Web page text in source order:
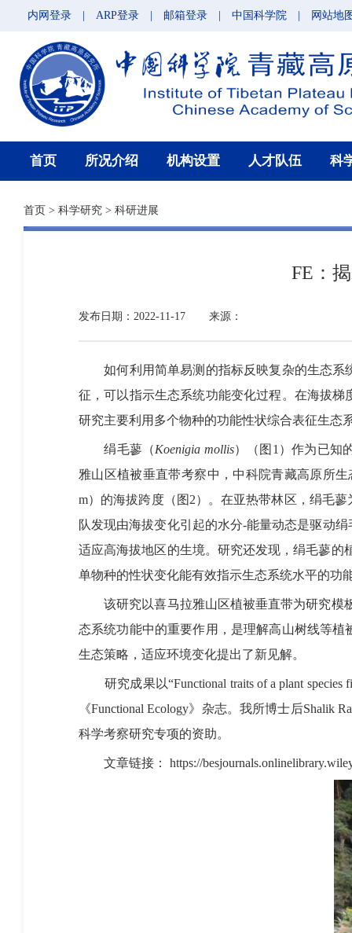
内网登录 ARP登录 邮箱登录 中国科学院 网站地
首页 所况介绍 机构设置 人才队伍 科
首页 > 科学研究 > 科研进展
FE：
发布日期：2022-11-17 来源：
如何利用简单易测的指标反映复杂的生态
征，可以指示生态系统功能变化过程。在海拔
研究主要利用多个物种的功能性状综合表征生态
绢毛蓼 （Koenigia mollis）（图 1 ）作为已知
雅山区植被垂直带考察中，中科院青藏高原所
m） 的海拔跨度（图 2） 。在亚热带林区， 绢毛蓼
队发现由海拔变化引起的水分-能量动态是驱动
适应高海拔地区的生境。研究还发现，绢毛蓼的
单物种的性状变化能有效指示生态系统水平的功
该研究以喜马拉雅山区植被垂直带为研究模
态系统功能中的重要作用，是理解高山树线等植
生态策略，适应环境变化提出了新见解。
研究成果以“Functional traits of a plant species
《Functional Ecology》杂志。我所博士后Shalik
科学考察研究专项的资助。
文章链接： https://